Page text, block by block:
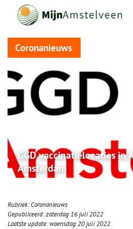
Coronanieuws
GGD vaccinatielocaties in
Amsterdam
Rubriek:Coronanieuws
Gepubliceerd:zaterdag 16 juli 2022
Laatste update:woensdag 20 juli 2022